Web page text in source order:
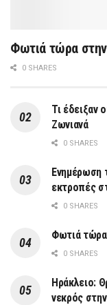
Φωτιά τώρα
0 SHARES
Τι έδειξαν
Ζωνιανά
0 SHARES
Ενημέρωση
εκτροπές
0 SHARES
Φωτιά
0 SHARES
Ηράκλειο:
νεκρός